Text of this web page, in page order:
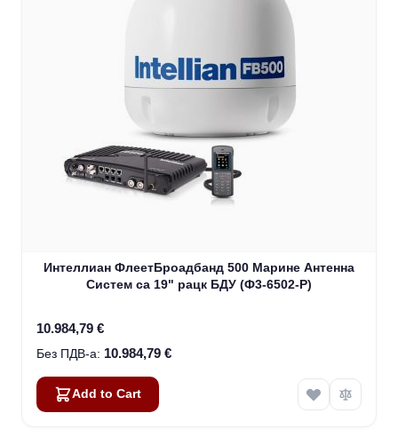
Интеллиан ФлеетБроадбанд 500 Марине Антенна
Систем са 19" рацк БДУ (Ф3-6502-Р)
10.984,79 €
10.984,79 €
Add to Cart